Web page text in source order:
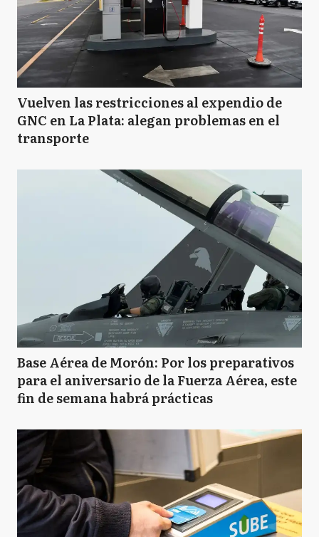
B Baradero
BJ Benito Juarez
B
Berisso
Bolívar
B Bragado
B Brandsen
C Campana
C Cañuelas
Vuelven las restricciones al expendio de
GNC en La Plata: alegan problemas en el
transporte
Base Aérea de Morón: Por los preparativos
para el aniversario de la Fuerza Aérea, este
fin de semana habrá prácticas